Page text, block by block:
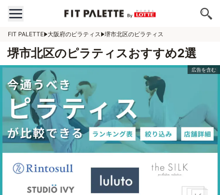
FIT PALETTE 大阪府のピラティス 堺市北区のピラティス
堺市北区のピラティスおすすめ2選